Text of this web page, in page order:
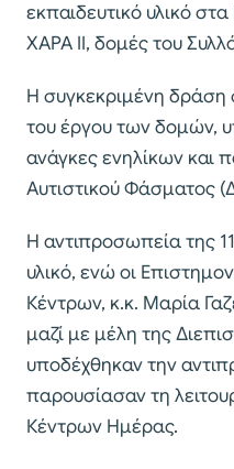
εκπαιδευτικό υλικό
ΧΑΡΑ ΙΙ, δομές του
Η συγκεκριμένη δράση
του έργου των δομών,
ανάγκες ενηλίκων και
Αυτιστικού Φάσματος
Η αντιπροσωπεία της
υλικό, ενώ οι
Κέντρων, κ.κ. Μαρία
μαζί με μέλη της
υποδέχθηκαν την
παρουσίασαν τη
Κέντρων Ημέρας.